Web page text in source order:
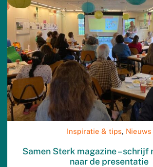
Inspiratie & tips, Nieuws
Samen Sterk magazine – schrijf
naar de presentatie